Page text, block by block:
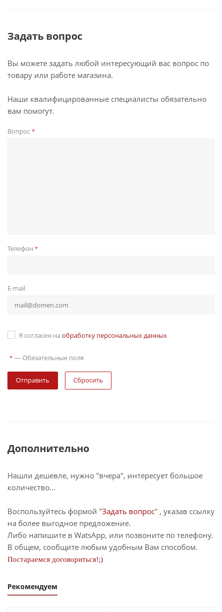
Задать вопрос
Вы можете задать любой интересующий вас вопрос по
товару или работе магазина.
Наши квалифицированные специалисты обязательно
вам помогут.
Вопрос*
Телефон *
E-mail
Я согласен на обработку персональных данных
* — Обязательные поля
Сбросить
Дополнительно
Нашли дешевле, нужно "вчера", интересует большое
количество...
Воспользуйтесь формой "Задать вопрос" , указав ссылку
на более выгодное предложение.
Либо напишите в WatsApp, или позвоните по телефону.
В общем, сообщите любым удобным Вам способом.
Постараемся договориться!;)
Рекомендуем